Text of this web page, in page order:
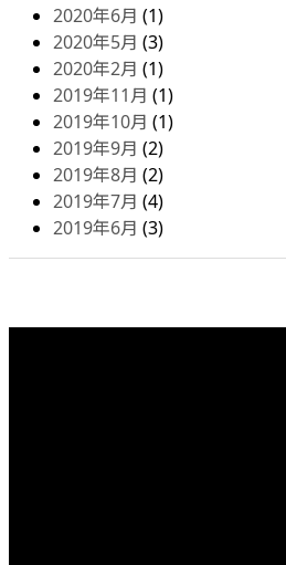
2020年6月 (1)
2020年5月 (3)
2020年2月 (1)
2019年11月 (1)
2019年10月 (1)
2019年9月 (2)
2019年8月 (2)
2019年7月 (4)
2019年6月 (3)